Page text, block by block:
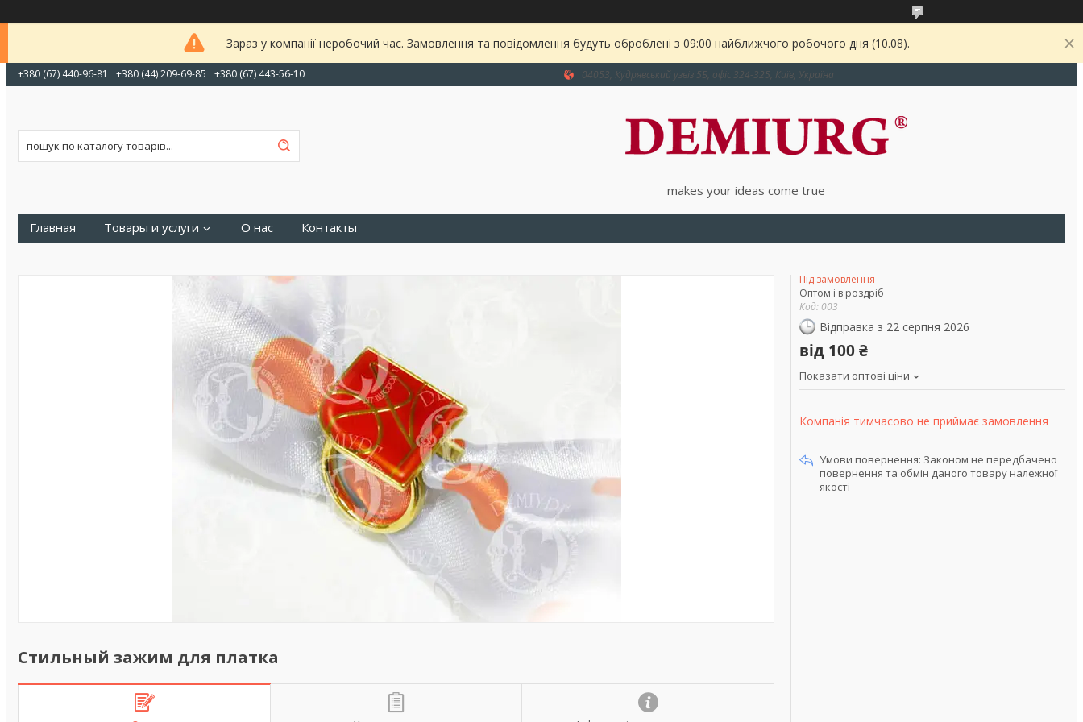
Зараз у компанії неробочий час. Замовлення та повідомлення будуть оброблені з 09:00 найближчого робочого дня (10.08).
+380 (67) 440-96-81 +380 (44) 209-69-85 +380 (67) 443-56-10 04053, Кудрявський узвіз 5Б, офіс 324-325, Київ, Україна
makes your ideas come true
Главная Товары и услуги О нас Контакты
Стильный зажим для платка
Під замовлення
Оптом і в роздріб
Код: 003
Відправка з 22 серпня 2026
від 100 ₴
Показати оптові ціни
Компанія тимчасово не приймає замовлення
Законом не передбачено
повернення та обмін даного товару належної
якості